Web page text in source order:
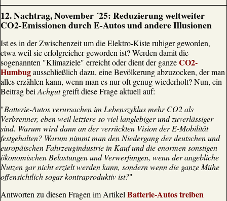
12. Nachtrag, November ´25: Reduzierung weltweiter
CO2-Emissionen durch E-Autos und andere Illusionen
Ist es in der Zwischenzeit um die Elektro-Kiste ruhiger geworden,
etwa weil sie erfolgreicher geworden ist? Werden damit die
sogenannten "Klimaziele" erreicht oder dient der ganzeCO2-
Humbugausschließlich dazu, eine Bevölkerung abzuzocken, der man
alles erzählen kann, wenn man es nur oft genug wiederholt? Nun, ein
Beitrag bei Achgutgreift diese Frage aktuell auf:
"Batterie-Autos verursachen im Lebenszyklus mehr CO2 als
Verbrenner, eben weil letztere so viel langlebiger und zuverlässiger
sind. Warum wird dann an der verrückten Vision der E-Mobilität
festgehalten? Warum nimmt man den Niedergang der deutschen und
europäischen Fahrzeugindustrie in Kauf und die enormen sonstigen
ökonomischen Belastungen und Verwerfungen, wenn der angebliche
Nutzen gar nicht erzielt werden kann, sondern wenn die ganze Mühe
offensichtlich sogar kontraproduktiv ist?"
Antworten zu diesen Fragen im Artikel Batterie-Autos treiben